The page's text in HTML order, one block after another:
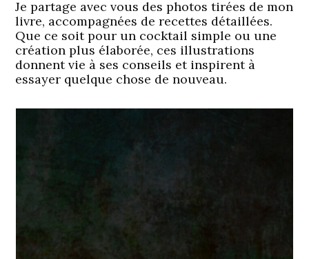
Je partage avec vous des photos tirées de mon
livre, accompagnées de recettes détaillées.
Que ce soit pour un cocktail simple ou une
création plus élaborée, ces illustrations
donnent vie à ses conseils et inspirent à
essayer quelque chose de nouveau.